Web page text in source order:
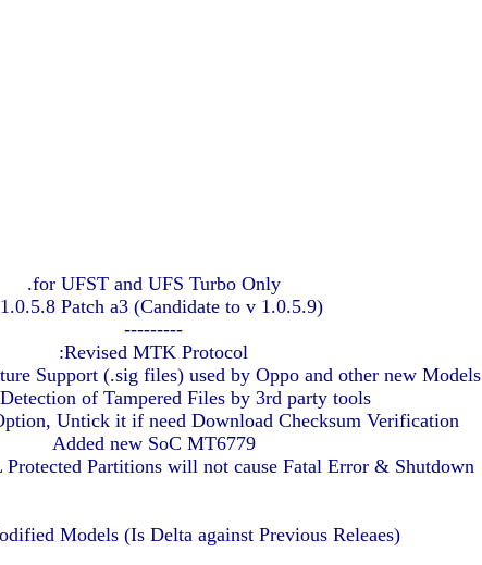
for UFST and UFS Turbo Only.
Patch a3 (Candidate to v 1.0.5.9)
---------
Revised MTK Protocol:
Support (.sig files) used by Oppo and other new Models
of Tampered Files by 3rd party tools.
Untick it if need Download Checksum Verification.
Added new SoC MT6779
Partitions will not cause Fatal Error & Shutdown.
Models (Is Delta against Previous Releaes):